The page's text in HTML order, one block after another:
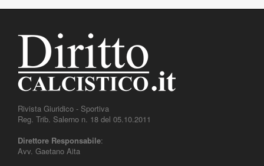
Rivista Giuridico - Sportiva
Reg. Trib. Salerno n. 18 del 05.10.2011
Direttore Responsabile:
Avv. Gaetano Aita